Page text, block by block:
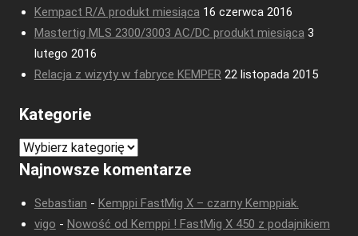
Kempact R/A produkt miesiąca 16 czerwca 2016
Mastertig MLS 2300/3003 AC/DC produkt miesiąca 3
lutego 2016
Relacja z wizyty w fabryce KEMPER 22 listopada 2015
Kategorie
Kategorie
Najnowsze komentarze
Sebastian - Kemppi FastMig X – czarny Kemppiak.
vigo - Nowość od Kemppi ! FastMig X 450 z podajnikiem